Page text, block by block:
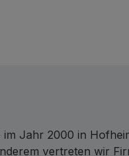
Jahr 2000 in
vertreten wir